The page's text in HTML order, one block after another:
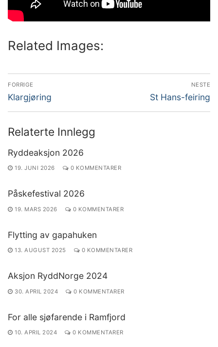
Related Images:
Innleggsnavigasjon
FORRIGE
Forrige
Klargjøring
NESTE
Neste
St Hans-feiring
Relaterte Innlegg
Ryddeaksjon 2026
19. JUNI 2026 0 KOMMENTARER
Påskefestival 2026
19. MARS 2026 0 KOMMENTARER
Flytting av gapahuken
13. AUGUST 2025 0 KOMMENTARER
Aksjon RyddNorge 2024
30. APRIL 2024 0 KOMMENTARER
For alle sjøfarende i Ramfjord
10. APRIL 2024 0 KOMMENTARER